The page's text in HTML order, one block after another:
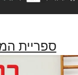
ספריית